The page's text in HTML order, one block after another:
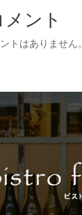
ント
トはありません。